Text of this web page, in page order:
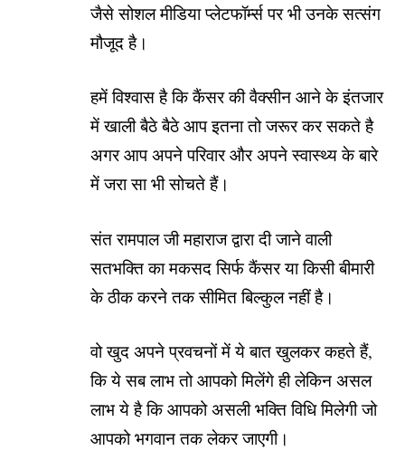
जैसे सोशल मीडिया प्लेटफॉर्म्स पर भी उनके सत्संग
मौजूद है।
हमें विश्वास है कि कैंसर की वैक्सीन आने के इंतजार
में खाली बैठे बैठे आप इतना तो जरूर कर सकते है
अगर आप अपने परिवार और अपने स्वास्थ्य के बारे
में जरा सा भी सोचते हैं।
संत रामपाल जी महाराज द्वारा दी जाने वाली
सतभक्ति का मकसद सिर्फ कैंसर या किसी बीमारी
के ठीक करने तक सीमित बिल्कुल नहीं है।
वो खुद अपने प्रवचनों में ये बात खुलकर कहते हैं,
कि ये सब लाभ तो आपको मिलेंगे ही लेकिन असल
लाभ ये है कि आपको असली भक्ति विधि मिलेगी जो
आपको भगवान तक लेकर जाएगी।